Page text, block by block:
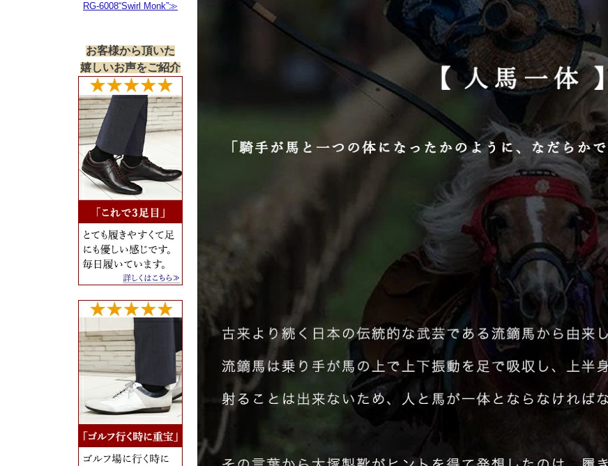
RG-6008“Swirl Monk”≫
お客様から頂いた
嬉しいお声をご紹介